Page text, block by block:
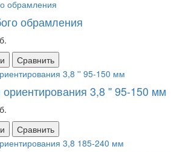
обрамления
Сравнить
3,8 '' 95-150 мм
Сравнить